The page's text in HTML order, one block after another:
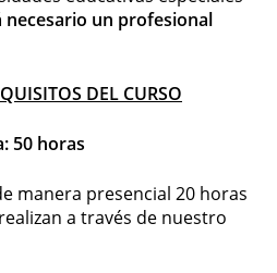
necesario un profesional
DEL CURSO
50 horas
manera presencial 20 horas
a través de nuestro